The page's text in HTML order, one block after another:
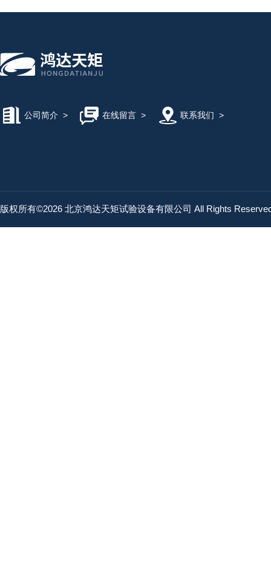
公司简介 > 在线留言> 联系我们 >
版权所有©2026 北京鸿达天矩试验设备有限公司 All Rights